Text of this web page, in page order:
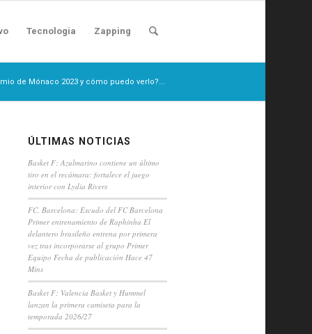
Tecnologia Zapping
de Mónaco 2023 y cómo puedo verlo?...
ÚLTIMAS NOTICIAS
Basket F: Azulmarino contiene un último
tiro en el recámara: fortalece el juego
interior con Lydia Rivers
FC. Barcelona: Escudo del FC Barcelona
Primer entrenamiento de Raphinha El
delantero brasileño entrena por primera
vez tras incorporarse al grupo Primer
Equipo Fecha de publicación Hace 47
Mins
Basket F: Valencia Basket y Hummel
lanzan la primera camiseta para la
temporada 2026/27